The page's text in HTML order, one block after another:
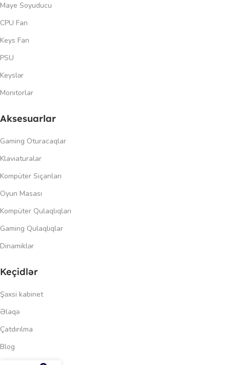
Maye Soyuducu
CPU Fan
Keys Fan
PSU
Keyslər
Monitorlar
Aksesuarlar
Gaming Oturacaqlar
Klaviaturalar
Kompüter Siçanları
Oyun Masası
Kompüter Qulaqlıqları
Gaming Qulaqlıqlar
Dinamiklər
Keçidlər
Şəxsi kabinet
Əlaqə
Çatdırılma
Blog